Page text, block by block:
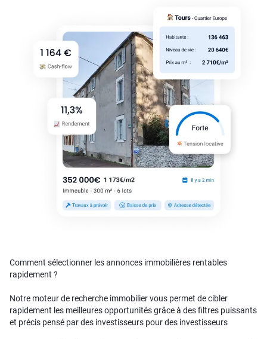
Comment sélectionner les annonces immobilières rentables
rapidement ?
Notre moteur de recherche immobilier vous permet de cibler
rapidement les meilleures opportunités grâce à des filtres puissants
et précis pensé par des investisseurs pour des investisseurs